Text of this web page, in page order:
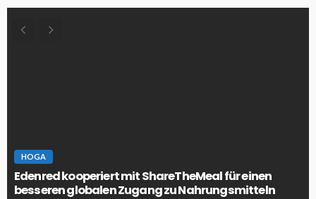
HOGA
Edenred kooperiert mit ShareTheMeal für einen
besseren globalen Zugang zu Nahrungsmitteln